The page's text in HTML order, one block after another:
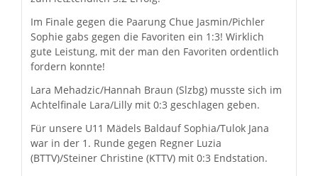
Im Finale gegen die Paarung Chue Jasmin/Pichler
Sophie gabs gegen die Favoriten ein 1:3! Wirklich
gute Leistung, mit der man den Favoriten ordentlich
fordern konnte!
Lara Mehadzic/Hannah Braun (Slzbg) musste sich im
Achtelfinale Lara/Lilly mit 0:3 geschlagen geben.
Für unsere U11 Mädels Baldauf Sophia/Tulok Jana
war in der 1. Runde gegen Regner Luzia
(BTTV)/Steiner Christine (KTTV) mit 0:3 Endstation.